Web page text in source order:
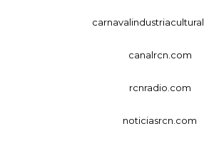
canalrcn.com
rcnradio.com
noticiasrcn.com